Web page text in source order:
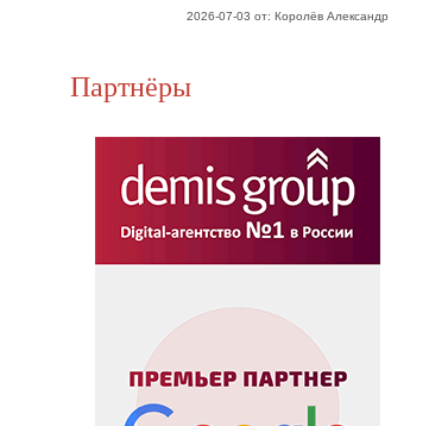
2026-07-03 от: Королёв Александр
Партнёры